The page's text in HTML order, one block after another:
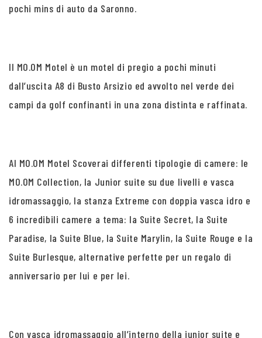
pochi mins di auto da Saronno.
Il MO.OM Motel è un motel di pregio a pochi minuti
dall’uscita A8 di Busto Arsizio ed avvolto nel verde dei
campi da golf confinanti in una zona distinta e raffinata.
Al MO.OM Motel Scoverai differenti tipologie di camere: le
MO.OM Collection, la Junior suite su due livelli e vasca
idromassaggio, la stanza Extreme con doppia vasca idro e
6 incredibili camere a tema: la Suite Secret, la Suite
Paradise, la Suite Blue, la Suite Marylin, la Suite Rouge e la
Suite Burlesque, alternative perfette per un regalo di
anniversario per lui e per lei.
Con vasca idromassaggio all’interno della junior suite e